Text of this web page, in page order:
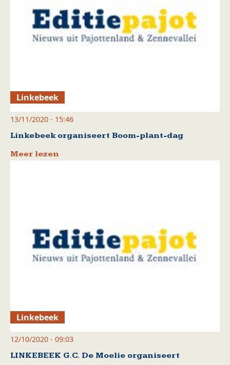
Linkebeek
13/11/2020 - 15:46
Linkebeek organiseert Boom-plant-dag
Meer lezen
Linkebeek
12/10/2020 - 09:03
LINKEBEEK G.C. De Moelie organiseert